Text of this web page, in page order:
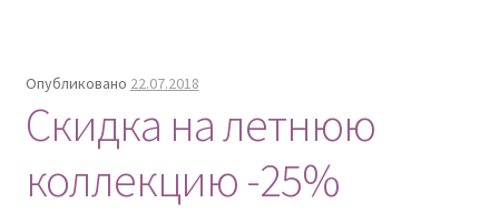
Опубликовано 22.07.2018
Скидка на летнюю
коллекцию -25%